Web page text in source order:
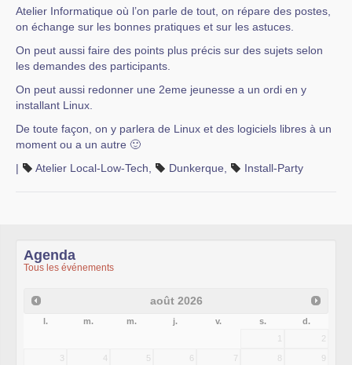
Atelier Informatique où l’on parle de tout, on répare des postes,
on échange sur les bonnes pratiques et sur les astuces.
On peut aussi faire des points plus précis sur des sujets selon
les demandes des participants.
On peut aussi redonner une 2eme jeunesse a un ordi en y
installant Linux.
De toute façon, on y parlera de Linux et des logiciels libres à un
moment ou a un autre 🙂
|
Atelier Local-Low-Tech Dunkerque Install-Party
Agenda
Tous les événements
août 2026
l. m. m. j. v. s.
d.
1
2
3 4 5 6 7 8 9